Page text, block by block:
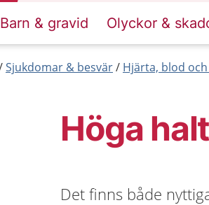
Barn & gravid Olyckor &
Sjukdomar & besvär Hjärta, blod
Höga
Det finns både